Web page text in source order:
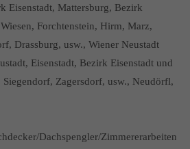
Eisenstadt, Mattersburg, Bezirk
Forchtenstein, Hirm, Marz,
Drassburg, usw., Wiener Neustadt
Eisenstadt, Bezirk Eisenstadt und
Zagersdorf, usw., Neudörfl,
Dachspengler/Zimmererarbeiten